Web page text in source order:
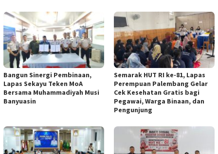
Bangun Sinergi Pembinaan,
Lapas Sekayu Teken MoA
Bersama Muhammadiyah Musi
Banyuasin
Semarak HUT RI ke-81, Lapas
Perempuan Palembang Gelar
Cek Kesehatan Gratis bagi
Pegawai, Warga Binaan, dan
Pengunjung